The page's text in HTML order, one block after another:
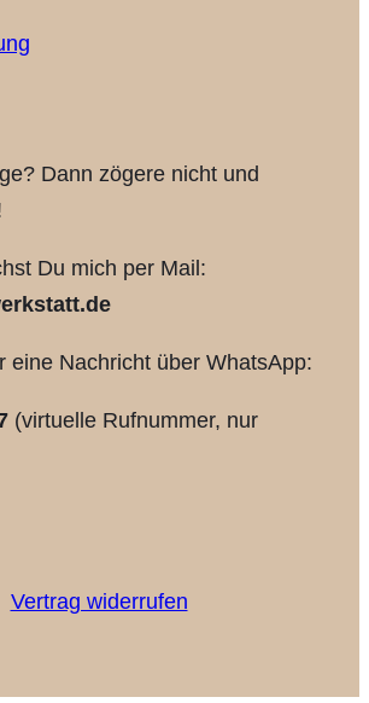
Dann zögere nicht und
Du mich per Mail:
eine Nachricht über WhatsApp:
(virtuelle Rufnummer, nur
Vertrag widerrufen